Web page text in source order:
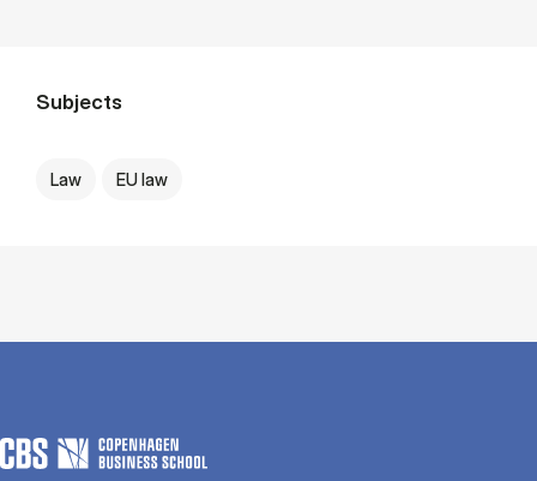
Subjects
Law EU law